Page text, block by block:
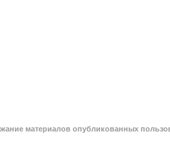
материалов опубликованных